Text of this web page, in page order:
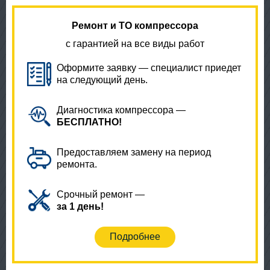
Ремонт и ТО компрессора
с гарантией на все виды работ
Оформите заявку — специалист приедет
на следующий день.
Диагностика компрессора —
БЕСПЛАТНО!
Предоставляем замену на период
ремонта.
Срочный ремонт —
за 1 день!
Подробнее